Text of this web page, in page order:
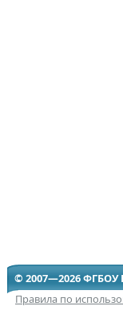
© 2007—2026
Правила по